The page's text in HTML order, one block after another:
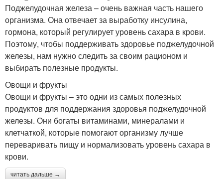
Поджелудочная железа – очень важная часть нашего
организма. Она отвечает за выработку инсулина,
гормона, который регулирует уровень сахара в крови.
Поэтому, чтобы поддерживать здоровье поджелудочной
железы, нам нужно следить за своим рационом и
выбирать полезные продукты.
Овощи и фрукты
Овощи и фрукты – это одни из самых полезных
продуктов для поддержания здоровья поджелудочной
железы. Они богаты витаминами, минералами и
клетчаткой, которые помогают организму лучше
переваривать пищу и нормализовать уровень сахара в
крови.
читать дальше →